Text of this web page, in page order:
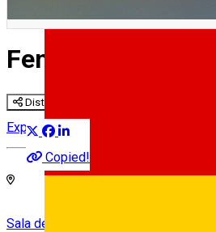
Femeile Sibiului -
Distribuie
Copied!
Expoziție
Sala de expoziții a Primăriei (Centrul